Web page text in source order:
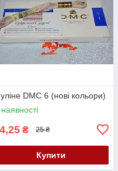
DMC 6 (нові кольори)
₴ 25 ₴
Купити